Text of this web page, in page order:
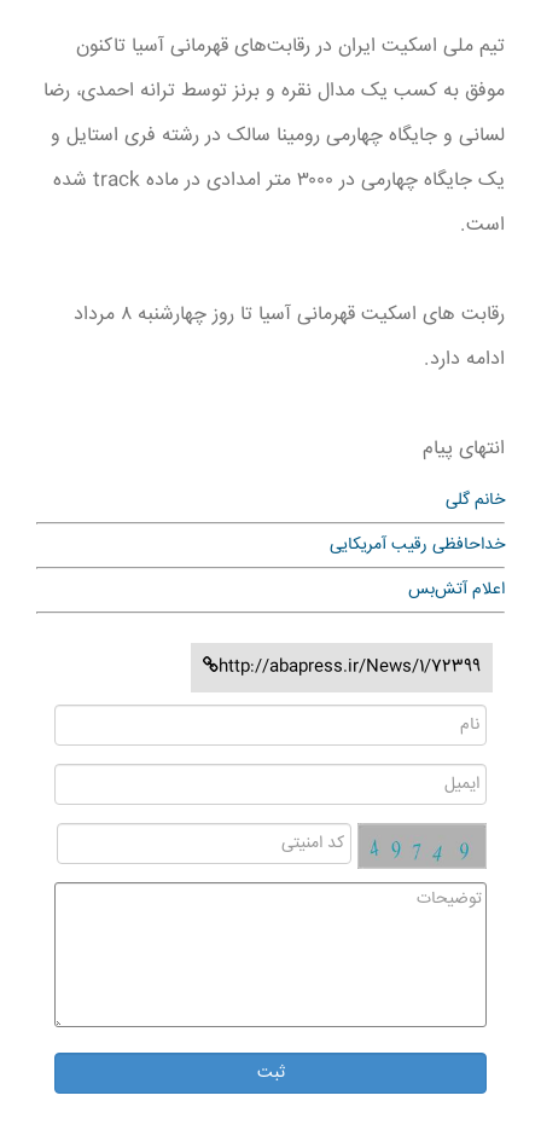
تیم ملی اسکیت ایران در رقابت‌های قهرمانی آسیا تاکنون
موفق به کسب یک مدال نقره و برنز توسط ترانه احمدی، رضا
لسانی و جایگاه چهارمی رومینا سالک در رشته فری استایل و
یک جایگاه چهارمی در ۳۰۰۰ متر امدادی در ماده track شده
است.
رقابت های اسکیت قهرمانی آسیا تا روز چهارشنبه ۸ مرداد
ادامه دارد.
انتهای پیام
خانم گلی
خداحافظی رقیب آمریکایی
اعلام آتش‌بس
http://abapress.ir/News/1/72399